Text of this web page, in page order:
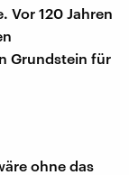
Vor 120 Jahren
Grundstein für
ohne das